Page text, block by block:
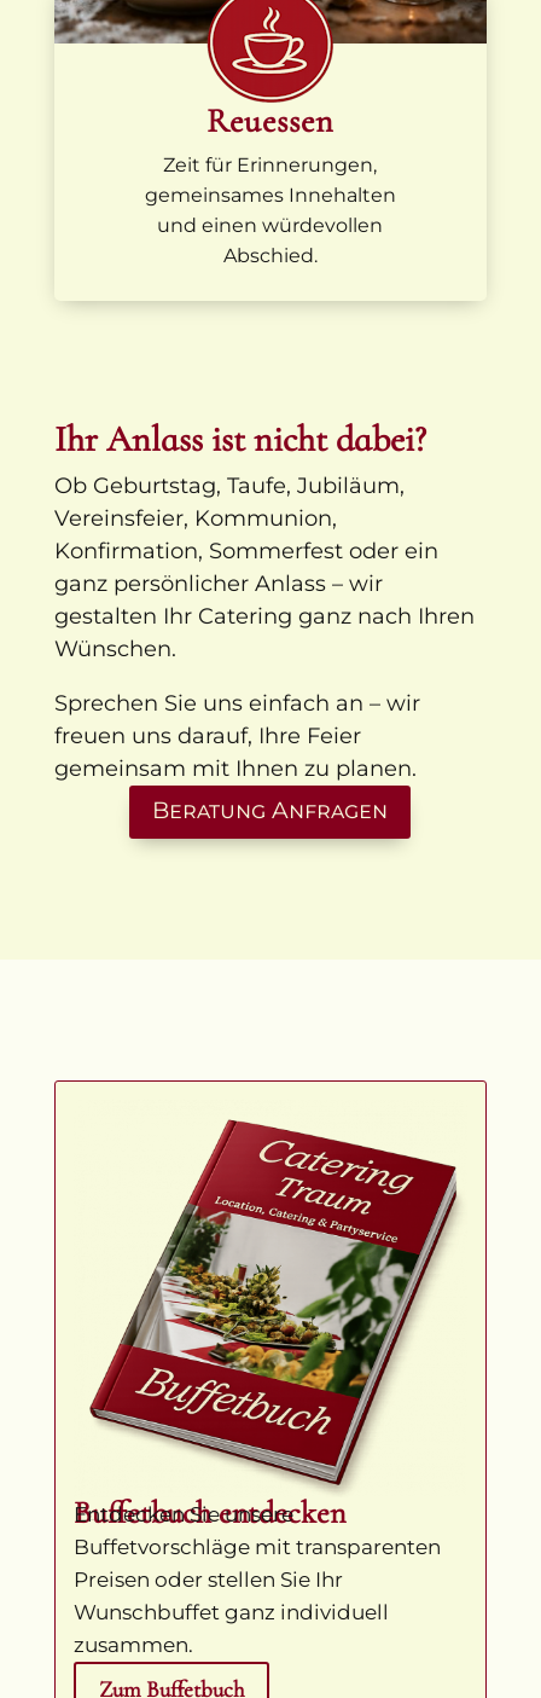
Reuessen
Zeit für Erinnerungen,
gemeinsames Innehalten
und einen würdevollen
Abschied.
Ihr Anlass ist nicht dabei?
Ob Geburtstag, Taufe, Jubiläum,
Vereinsfeier, Kommunion,
Konfirmation, Sommerfest oder ein
ganz persönlicher Anlass – wir
gestalten Ihr Catering ganz nach Ihren
Wünschen.
Sprechen Sie uns einfach an – wir
freuen uns darauf, Ihre Feier
gemeinsam mit Ihnen zu planen.
Beratung Anfragen
Buffetbuch entdecken
Entdecken Sie unsere
Buffetvorschläge mit transparenten
Preisen oder stellen Sie Ihr
Wunschbuffet ganz individuell
zusammen.
Zum Buffetbuch